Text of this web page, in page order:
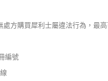
方購買犀利士屬違法行為，最
編號